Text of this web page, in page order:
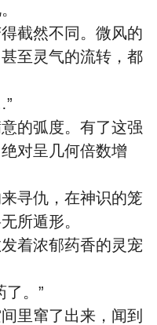
截然不同。微风的
至灵气的流转，都
的弧度。有了这强
对呈几何倍数增
寻仇，在神识的笼
所遁形。
着浓郁药香的灵宠
。”
窜了出来，闻到